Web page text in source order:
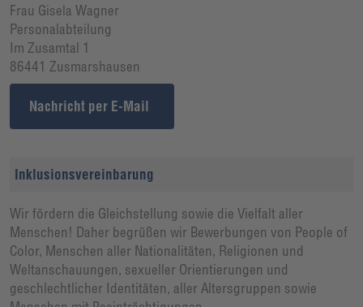
Frau Gisela Wagner
Personalabteilung
Im Zusamtal 1
86441 Zusmarshausen
Nachricht per E-Mail
Inklusionsvereinbarung
Wir fördern die Gleichstellung sowie die Vielfalt aller
Menschen! Daher begrüßen wir Bewerbungen von People of
Color, Menschen aller Nationalitäten, Religionen und
Weltanschauungen, sexueller Orientierungen und
geschlechtlicher Identitäten, aller Altersgruppen sowie